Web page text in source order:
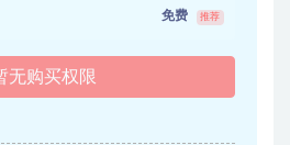
免费 推荐
无购买权限